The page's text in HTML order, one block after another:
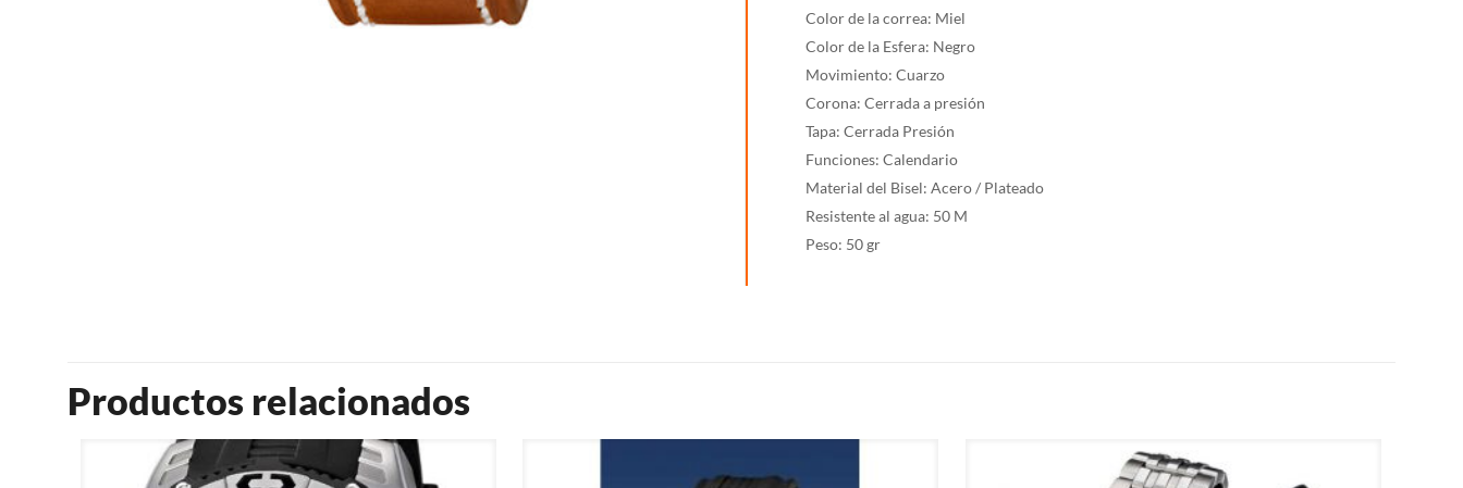
Color de la correa: Miel
Color de la Esfera: Negro
Movimiento: Cuarzo
Corona: Cerrada a presión
Tapa: Cerrada Presión
Funciones: Calendario
Material del Bisel: Acero / Plateado
Resistente al agua: 50 M
Peso: 50 gr
Productos relacionados